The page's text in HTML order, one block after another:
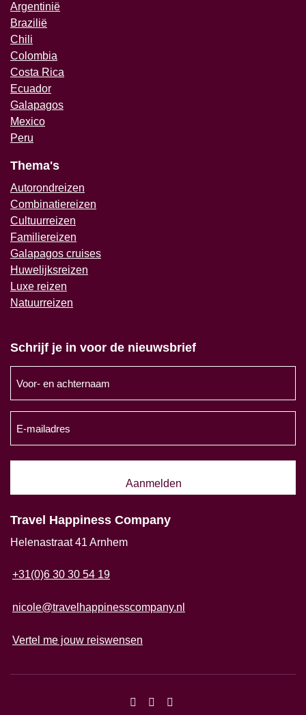
Argentinië
Brazilië
Chili
Colombia
Costa Rica
Ecuador
Galapagos
Mexico
Peru
Thema's
Autorondreizen
Combinatiereizen
Cultuurreizen
Familiereizen
Galapagos cruises
Huwelijksreizen
Luxe reizen
Natuurreizen
Schrijf je in voor de nieuwsbrief
en
(Vereist)
mailadres
Travel Happiness Company
Helenastraat 41 Arnhem
+31(0)6 30 30 54 19
nicole@travelhappinesscompany.nl
Vertel me jouw reiswensen